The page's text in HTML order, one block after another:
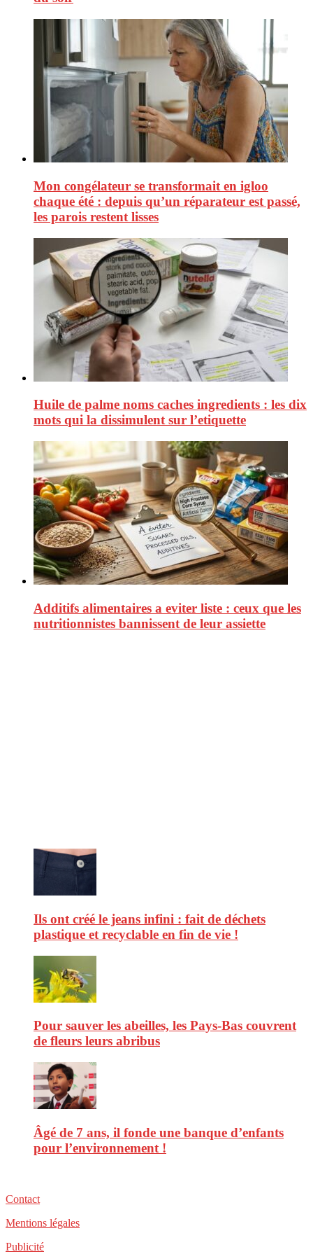
Mon congélateur se transformait en igloo
chaque été : depuis qu’un réparateur est passé,
les parois restent lisses
Huile de palme noms caches ingredients : les dix
mots qui la dissimulent sur l’etiquette
Additifs alimentaires a eviter liste : ceux que les
nutritionnistes bannissent de leur assiette
Ils ont créé le jeans infini : fait de déchets
plastique et recyclable en fin de vie !
Pour sauver les abeilles, les Pays-Bas couvrent
de fleurs leurs abribus
Âgé de 7 ans, il fonde une banque d’enfants
pour l’environnement !
Contact
Mentions légales
Publicité